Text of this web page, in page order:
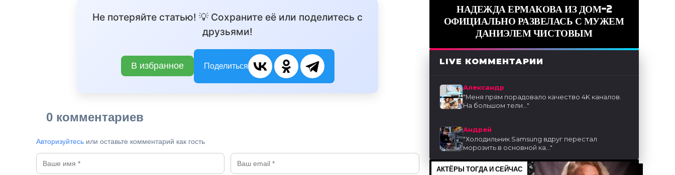
Не потеряйте статью! 💡 Сохраните её или поделитесь с
друзьями!
В избранное Поделиться
0 комментариев
Авторизуйтесь или оставьте комментарий как гость
НАДЕЖДА ЕРМАКОВА ИЗ ДОМ-2
ОФИЦИАЛЬНО РАЗВЕЛАСЬ С МУЖЕМ
ДАНИЭЛЕМ ЧИСТОВЫМ
LIVE КОММЕНТАРИИ
Александр
"Меня прям порадовало качество 4K каналов.
На большом тели..."
Андрей
"Холодильник Samsung вдруг перестал
морозить в основной ка..."
АКТЁРЫ ТОГДА И СЕЙЧАС